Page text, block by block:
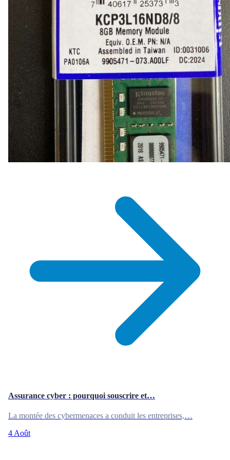
Assurance cyber : pourquoi souscrire et…
La montée des cybermenaces a conduit les entreprises,…
4 Août